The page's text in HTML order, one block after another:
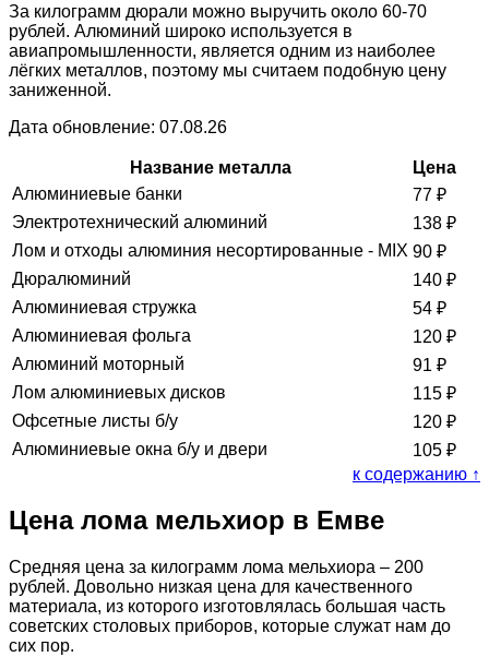
За килограмм дюрали можно выручить около 60-70
рублей. Алюминий широко используется в
авиапромышленности, является одним из наиболее
лёгких металлов, поэтому мы считаем подобную цену
заниженной.
Дата обновление: 07.08.26
Название металла
Цена
Алюминиевые банки
77 ₽
Электротехнический алюминий
138 ₽
Лом и отходы алюминия несортированные - MIX 90 ₽
Дюралюминий
140 ₽
Алюминиевая стружка
54 ₽
Алюминиевая фольга
120 ₽
Алюминий моторный
91 ₽
Лом алюминиевых дисков
115 ₽
Офсетные листы б/у
120 ₽
Алюминиевые окна б/у и двери
105 ₽
к содержанию ↑
Цена лома мельхиор в Емве
Средняя цена за килограмм лома мельхиора – 200
рублей. Довольно низкая цена для качественного
материала, из которого изготовлялась большая часть
советских столовых приборов, которые служат нам до
сих пор.